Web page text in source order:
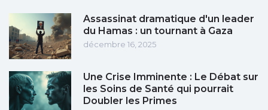
Assassinat dramatique d'un leader
du Hamas : un tournant à Gaza
décembre 16, 2025
Une Crise Imminente : Le Débat sur
les Soins de Santé qui pourrait
Doubler les Primes